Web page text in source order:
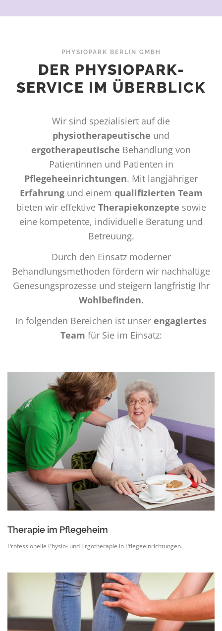
PHYSIOPARK BERLIN GMBH
DER PHYSIOPARK-
SERVICE IM ÜBERBLICK
Wir sind spezialisiert auf die
physiotherapeutische und
ergotherapeutische Behandlung von
Patientinnen und Patienten in
Pflegeheeinrichtungen. Mit langjähriger
Erfahrungund einem qualifizierten Team
bieten wir effektive Therapiekonzepte sowie
eine kompetente, individuelle Beratung und
Betreuung.
Durch den Einsatz moderner
Behandlungsmethoden fördern wir nachhaltige
Genesungsprozesse und steigern langfristig Ihr
Wohlbefinden.
In folgenden Bereichen ist unser engagiertes
Team für Sie im Einsatz:
Therapie im Pflegeheim
Professionelle Physio- und Ergotherapie in Pflegeeinrichtungen.